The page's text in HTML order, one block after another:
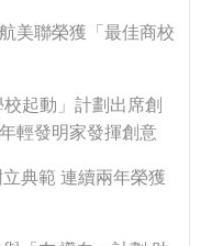
美聯榮獲「最佳商校
起動」計劃出席創
輕發明家發揮創意
典範 連續兩年榮獲